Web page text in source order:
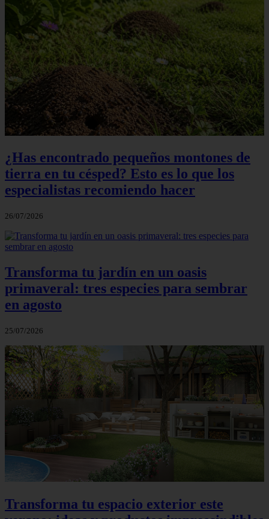
¿Has encontrado pequeños montones de
tierra en tu césped? Esto es lo que los
especialistas recomiendo hacer
26/07/2026
Transforma tu jardín en un oasis
primaveral: tres especies para sembrar
en agosto
25/07/2026
Transforma tu espacio exterior este